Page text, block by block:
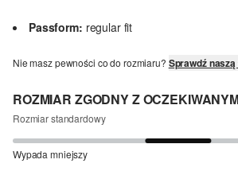
Passform: regular fit
Nie masz pewności co do rozmiaru? Sprawdź
ROZMIAR ZGODNY Z
Rozmiar standardowy
Wypada mniejszy